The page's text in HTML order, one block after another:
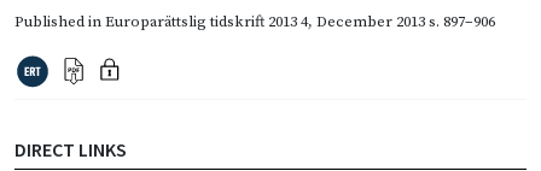
Published inEuroparättslig tidskrift 2013 4, December 2013s. 897–906
DIRECT LINKS